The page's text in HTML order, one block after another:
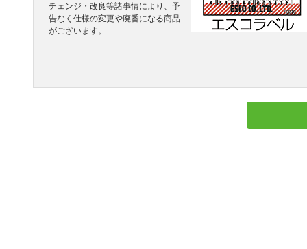
チェンジ・改良等諸事情により、予
告なく仕様の変更や廃番になる商品
がございます。